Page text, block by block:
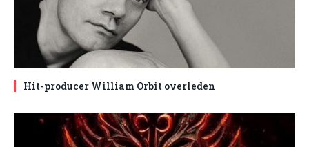
Hit-producer William Orbit overleden